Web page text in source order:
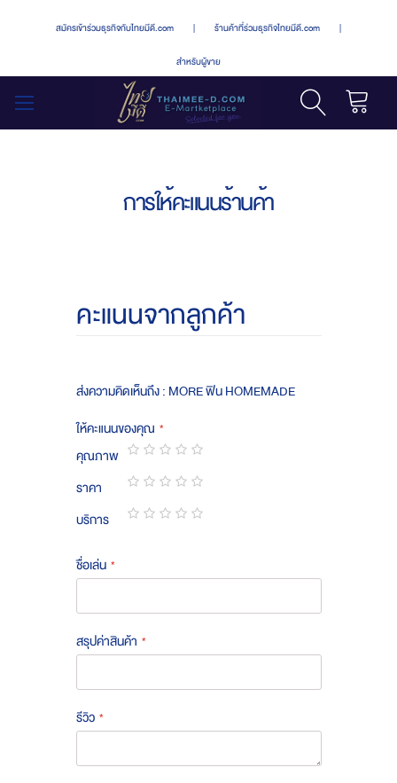
สมัครเข้าร่วมธุรกิจกับไทยมีดี.com | ร้านค้าที่ร่วมธุรกิจไทยมีดี.com |
สำหรับผู้ขาย
การให้คะแนนร้านค้า
คะแนนจากลูกค้า
ส่งความคิดเห็นถึง : MORE ฟิน HOMEMADE
ให้คะแนนของคุณ
คุณภาพ
1
star
2
stars
3
stars
4
stars
5
stars
ราคา
1
star
2
stars
3
stars
4
stars
5
stars
บริการ
ชื่อเล่น
สรุปค่าสินค้า
รีวิว